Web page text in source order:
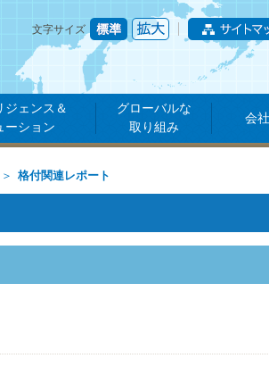
文字サイズ
ジェンス＆
ーション
グローバルな
取り組み
会
格付関連レポート